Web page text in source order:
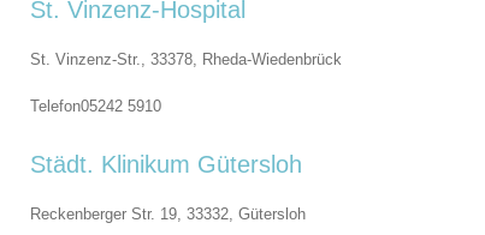
St. Vinzenz-Hospital
St. Vinzenz-Str., 33378, Rheda-Wiedenbrück
Telefon05242 5910
Städt. Klinikum Gütersloh
Reckenberger Str. 19, 33332, Gütersloh